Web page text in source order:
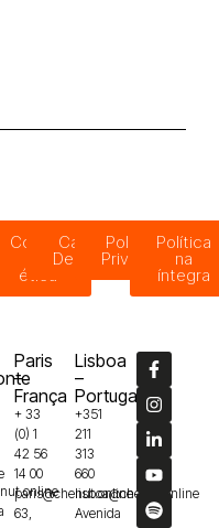
Código
ética
Canal de
Denúncias
Política de
Privacidade
Política
na
íntegra
Paris
–
França
+ 33
(0) 1
42 56
14 00
paris@chenut.online
63,
Lisboa
–
Portugal
+351
211
313
660
lisboa@chenut.online
Avenida